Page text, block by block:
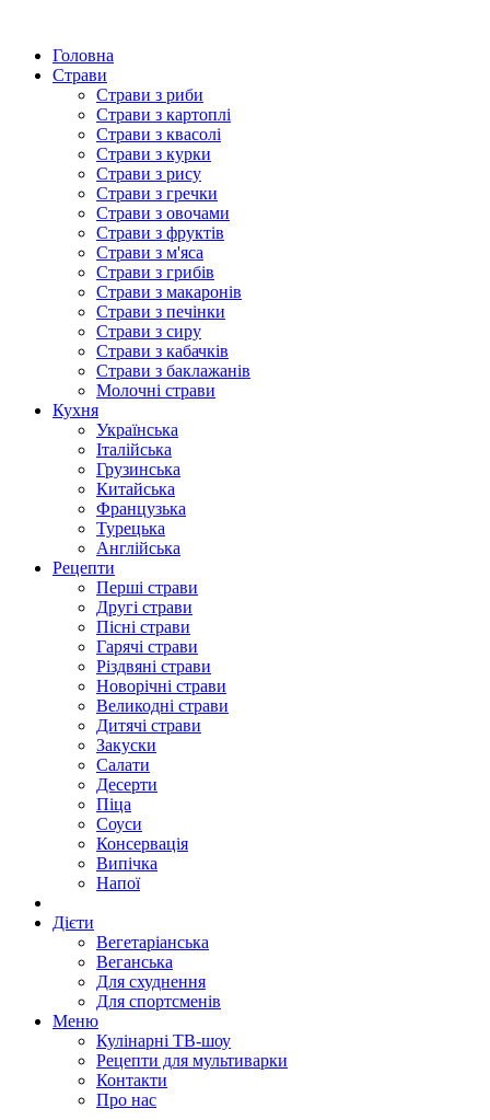
Головна
Страви
Страви з риби
Страви з картоплі
Страви з квасолі
Страви з курки
Страви з рису
Страви з гречки
Страви з овочами
Страви з фруктів
Страви з м'яса
Страви з грибів
Страви з макаронів
Страви з печінки
Страви з сиру
Страви з кабачків
Страви з баклажанів
Молочні страви
Кухня
Українська
Італійська
Грузинська
Китайська
Французька
Турецька
Англійська
Рецепти
Перші страви
Другі страви
Пісні страви
Гарячі страви
Різдвяні страви
Новорічні страви
Великодні страви
Дитячі страви
Закуски
Салати
Десерти
Піца
Соуси
Консервація
Випічка
Напої
Дієти
Вегетаріанська
Веганська
Для схуднення
Для спортсменів
Меню
Кулінарні ТВ-шоу
Рецепти для мультиварки
Контакти
Про нас